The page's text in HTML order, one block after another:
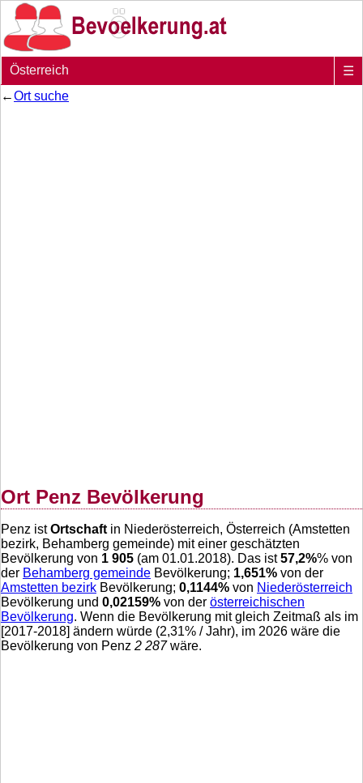
Österreich
☰
←Ort suche
Ort Penz Bevölkerung
Penz istOrtschaft in Niederösterreich, Österreich (Amstetten
bezirk, Behamberg gemeinde) mit einer geschätzten
Bevölkerung von 1 905 (am 01.01.2018). Das ist57,2%% von
der Behamberg gemeinde Bevölkerung; 1,651% von der
Amstetten bezirk Bevölkerung; 0,1144% von Niederösterreich
Bevölkerung und 0,02159% von der österreichischen
Bevölkerung. Wenn die Bevölkerung mit gleich Zeitmaß als im
[2017-2018] ändern würde (2,31% / Jahr), im 2026 wäre die
Bevölkerung von Penz 2 287wäre.